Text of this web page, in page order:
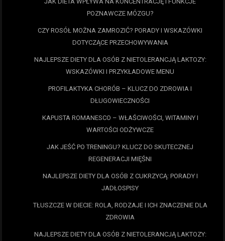
POZNAWCZE MÓZGU?
CZY ROSÓŁ MOŻNA ZAMROZIĆ? PORADY I WSKAZÓWKI
DOTYCZĄCE PRZECHOWYWANIA
NAJLEPSZE DIETY DLA OSÓB Z NIETOLERANCJĄ LAKTOZY:
WSKAZÓWKI I PRZYKŁADOWE MENU
PROFILAKTYKA CHORÓB – KLUCZ DO ZDROWIA I
DŁUGOWIECZNOŚCI
KAPUSTA ROMANESCO – WŁAŚCIWOŚCI, WITAMINY I
WARTOŚCI ODŻYWCZE
JAK JEŚĆ PO TRENINGU? KLUCZ DO SKUTECZNEJ
REGENERACJI MIĘŚNI
NAJLEPSZE DIETY DLA OSÓB Z CUKRZYCĄ: PORADY I
JADŁOSPISY
TŁUSZCZE W DIECIE: ROLA, RODZAJE I ICH ZNACZENIE DLA
ZDROWIA
NAJLEPSZE DIETY DLA OSÓB Z NIETOLERANCJĄ LAKTOZY: